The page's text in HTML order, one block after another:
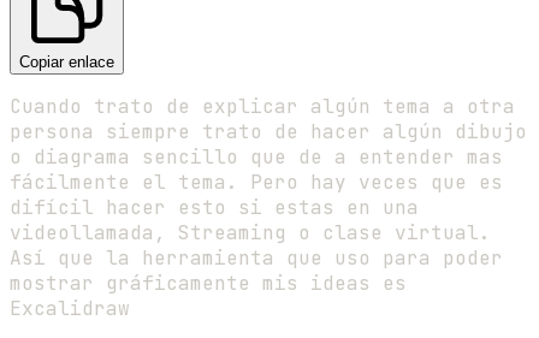
Copiar enlace
Cuando trato de explicar algún tema a otra
persona siempre trato de hacer algún dibujo
o diagrama sencillo que de a entender mas
fácilmente el tema. Pero hay veces que es
difícil hacer esto si estas en una
videollamada, Streaming o clase virtual.
Así que la herramienta que uso para poder
mostrar gráficamente mis ideas es
Excalidraw